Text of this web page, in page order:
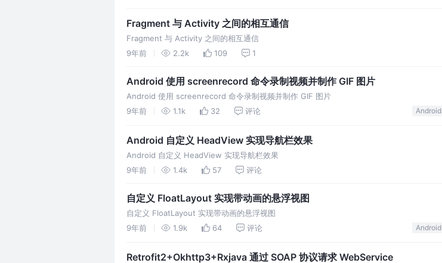
Fragment 与 Activity 之间的相互通信
Fragment 与 Activity 之间的相互通信
9年前
2.2k 109 1
Android 使用 screenrecord 命令录制视频并制作 GIF 图片
Android 使用 screenrecord 命令录制视频并制作 GIF 图片
9年前
1.1k 32 评论 Android
Android 自定义 HeadView 实现导航栏效果
Android 自定义 HeadView 实现导航栏效果
9年前
1.4k 57 评论
自定义 FloatLayout 实现带动画的悬浮视图
自定义 FloatLayout 实现带动画的悬浮视图
9年前
1.9k 64 评论 Android
Retrofit2+Okhttp3+Rxjava 通过 SOAP 协议请求 WebService